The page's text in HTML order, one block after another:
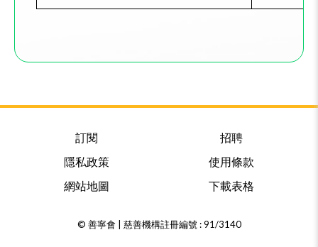
訂閱
招聘
隱私政策
使用條款
網站地圖
下載表格
© 善寧會 | 慈善機構註冊編號 : 91/3140